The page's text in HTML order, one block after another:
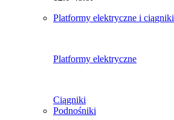
Platformy elektryczne i ciągniki
Platformy elektryczne
Ciągniki
Podnośniki